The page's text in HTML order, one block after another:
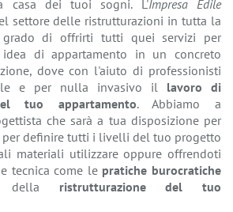
casa dei tuoi sogni. L'Impresa Edile
settore delle ristrutturazioni in tutta la
di offrirti tutti quei servizi per
di appartamento in un concreto
dove con l'aiuto di professionisti
e per nulla invasivo il lavoro di
tuo appartamento. Abbiamo a
che sarà a tua disposizione per
per definire tutti i livelli del tuo progetto
materiali utilizzare oppure offrendoti
tecnica come le pratiche burocratiche
della ristrutturazione del tuo